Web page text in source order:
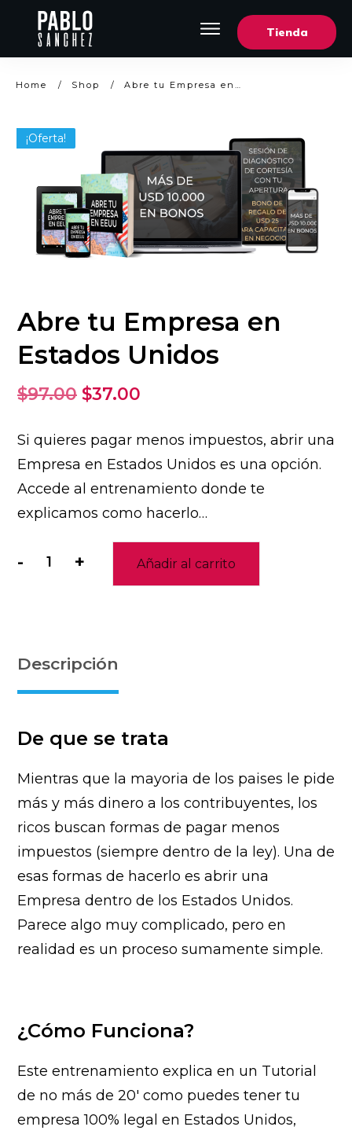
Sobre Nosotros
Tienda
Home / Shop / Abre tu Empresa en Estados Unidos
¡Oferta!
Abre tu Empresa en
Estados Unidos
$97.00 El
original
era:
$97.00.
$37.00
actual
es:
$37.00.
Si quieres pagar menos impuestos, abrir una
Empresa en Estados Unidos es una opción.
Accede al entrenamiento donde te
explicamos como hacerlo…
-Abre
Estados
cantidad
+ Añadir al carrito
Descripción
De que se trata
Mientras que la mayoria de los paises le pide
más y más dinero a los contribuyentes, los
ricos buscan formas de pagar menos
impuestos (siempre dentro de la ley). Una de
esas formas de hacerlo es abrir una
Empresa dentro de los Estados Unidos.
Parece algo muy complicado, pero en
realidad es un proceso sumamente simple.
¿Cómo Funciona?
Este entrenamiento explica en un Tutorial
de no más de 20′ como puedes tener tu
empresa 100% legal en Estados Unidos,